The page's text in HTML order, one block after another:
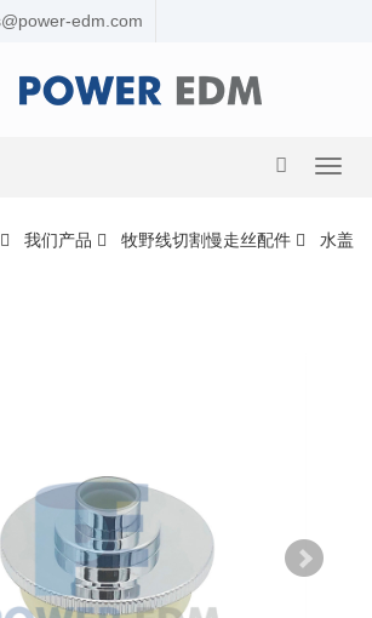
edm.com
导
换
我们产品 牧野线切割慢走丝配件 水盖